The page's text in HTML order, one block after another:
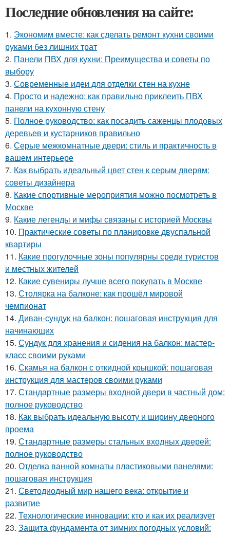
Последние обновления на сайте:
1. Экономим вместе: как сделать ремонт кухни своими
руками без лишних трат
2. Панели ПВХ для кухни: Преимущества и советы по
выбору
3. Современные идеи для отделки стен на кухне
4. Просто и надежно: как правильно приклеить ПВХ
панели на кухонную стену
5. Полное руководство: как посадить саженцы плодовых
деревьев и кустарников правильно
6. Серые межкомнатные двери: стиль и практичность в
вашем интерьере
7. Как выбрать идеальный цвет стен к серым дверям:
советы дизайнера
8. Какие спортивные мероприятия можно посмотреть в
Москве
9. Какие легенды и мифы связаны с историей Москвы
10. Практические советы по планировке двуспальной
квартиры
11. Какие прогулочные зоны популярны среди туристов
и местных жителей
12. Какие сувениры лучше всего покупать в Москве
13. Столярка на балконе: как прошёл мировой
чемпионат
14. Диван-сундук на балкон: пошаговая инструкция для
начинающих
15. Сундук для хранения и сидения на балкон: мастер-
класс своими руками
16. Скамья на балкон с откидной крышкой: пошаговая
инструкция для мастеров своими руками
17. Стандартные размеры входной двери в частный дом:
полное руководство
18. Как выбрать идеальную высоту и ширину дверного
проема
19. Стандартные размеры стальных входных дверей:
полное руководство
20. Отделка ванной комнаты пластиковыми панелями:
пошаговая инструкция
21. Светодиодный мир нашего века: открытие и
развитие
22. Технологические инновации: кто и как их реализует
23. Защита фундамента от зимних погодных условий: